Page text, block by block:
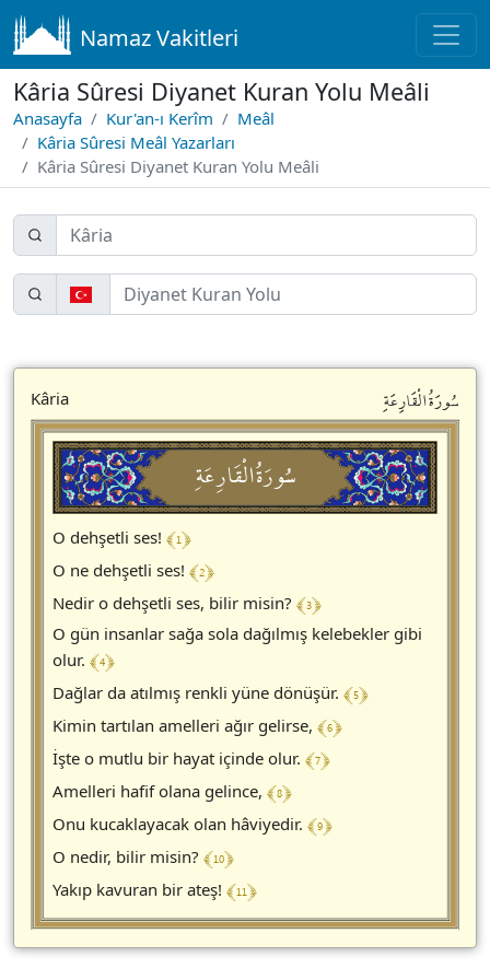
Namaz Vakitleri
Kâria Sûresi Diyanet Kuran Yolu Meâli
Anasayfa Kur'an-ı Kerîm
Meâl
Kâria Sûresi Meâl Yazarları
Kâria Sûresi Diyanet Kuran Yolu Meâli
Kâria سُورَةُالْقَارِعَةِ
سُورَةُالْقَارِعَةِ
O dehşetli ses! ﴾ 1 ﴿
O ne dehşetli ses! ﴾ 2 ﴿
Nedir o dehşetli ses, bilir misin? ﴾ 3 ﴿
O gün insanlar sağa sola dağılmış kelebekler gibi
olur. ﴾ 4 ﴿
Dağlar da atılmış renkli yüne dönüşür. ﴾ 5 ﴿
Kimin tartılan amelleri ağır gelirse, ﴾ 6 ﴿
İşte o mutlu bir hayat içinde olur. ﴾ 7 ﴿
Amelleri hafif olana gelince, ﴾ 8 ﴿
Onu kucaklayacak olan hâviyedir. ﴾ 9 ﴿
O nedir, bilir misin? ﴾ 10 ﴿
Yakıp kavuran bir ateş! ﴾ 11 ﴿